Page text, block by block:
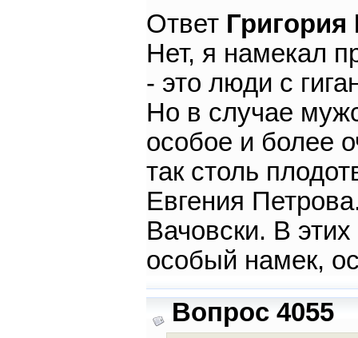
Ответ
Нет, я намекал
- это люди с
Но в случае
особое и более
так столь
Евгения
Вачовски. В
особый намек,
Вопрос 4055